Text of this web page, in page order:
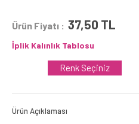
Ürün Fiyatı : 37,50 TL
İplik Kalınlık Tablosu
Renk Seçiniz
Ürün Açıklaması